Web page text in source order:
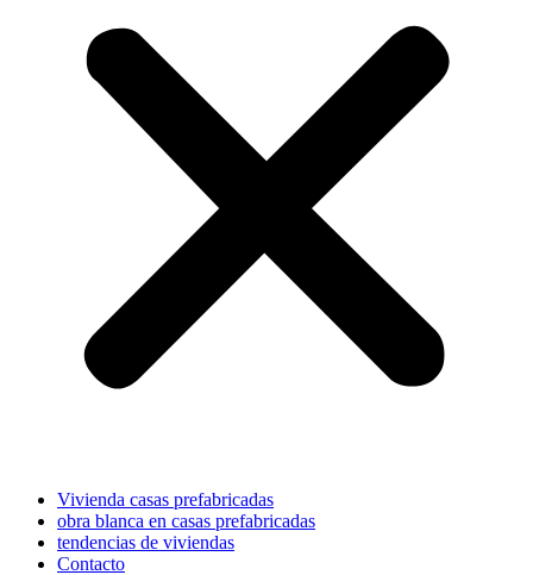
Vivienda casas prefabricadas
obra blanca en casas prefabricadas
tendencias de viviendas
Contacto